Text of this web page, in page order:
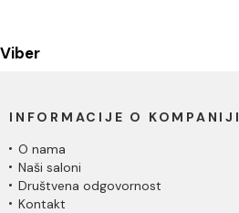
Viber
INFORMACIJE O KOMPANIJI
O nama
Naši saloni
Društvena odgovornost
Kontakt